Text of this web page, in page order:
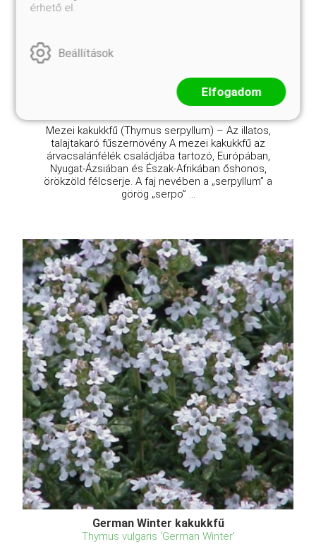
Kosárba
Mezei kakukkfű (Thymus serpyllum) – Az illatos,
talajtakaró fűszernövény A mezei kakukkfű az
árvacsalánfélék családjába tartozó, Európában,
Nyugat-Ázsiában és Észak-Afrikában őshonos,
örökzöld félcserje. A faj nevében a „serpyllum” a
görög „serpo” ...
German Winter kakukkfű
Thymus vulgaris 'German Winter'
érhető el.
Beállítások
Elfogadom